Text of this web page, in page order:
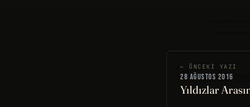
← ÖNCEKI YAZI
28 AĞUSTOS 2016
Yıldızlar